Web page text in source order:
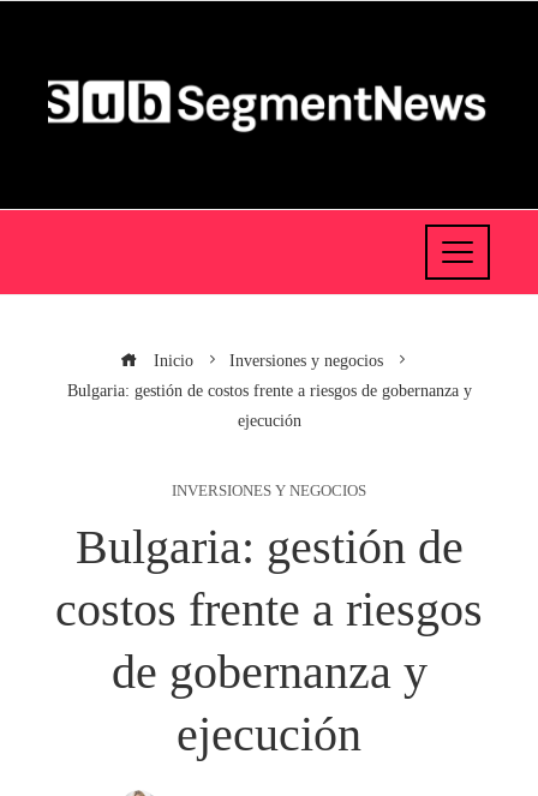
Inicio
Inversiones y negocios
Bulgaria: gestión de costos frente a riesgos de gobernanza y
ejecución
INVERSIONES Y NEGOCIOS
Bulgaria: gestión de
costos frente a riesgos
de gobernanza y
ejecución